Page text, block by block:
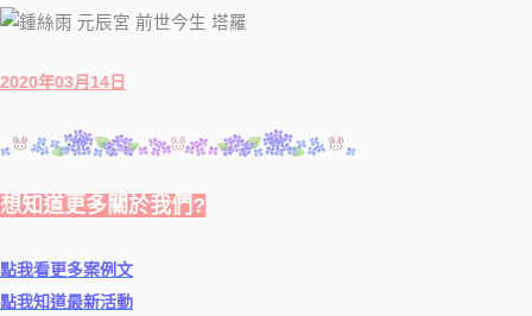
2020年03月14日
想知道更多關於我們?
點我看更多案例文
點我知道最新活動